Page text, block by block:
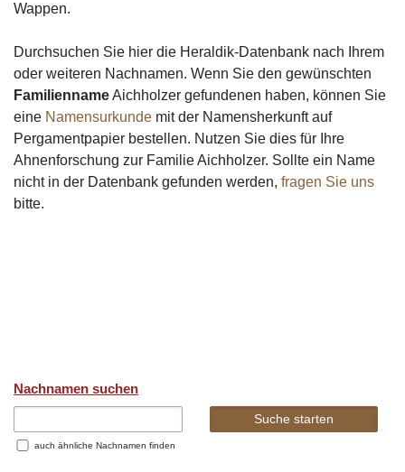
Wappen.
Durchsuchen Sie hier die Heraldik-Datenbank nach Ihrem
oder weiteren Nachnamen. Wenn Sie den gewünschten
FamiliennameAichholzer gefundenen haben, können Sie
eine Namensurkunde mit der Namensherkunft auf
Pergamentpapier bestellen. Nutzen Sie dies für Ihre
Ahnenforschung zur Familie Aichholzer. Sollte ein Name
nicht in der Datenbank gefunden werden, fragen Sie uns
bitte.
Nachnamen suchen
auch ähnliche Nachnamen finden